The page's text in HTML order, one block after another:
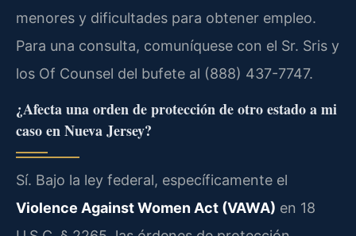
menores y dificultades para obtener empleo.
Para una consulta, comuníquese con el Sr. Sris y
los Of Counsel del bufete al (888) 437-7747.
¿Afecta una orden de protección de otro estado a mi
caso en Nueva Jersey?
Sí. Bajo la ley federal, específicamente el
Violence Against Women Act (VAWA) en 18